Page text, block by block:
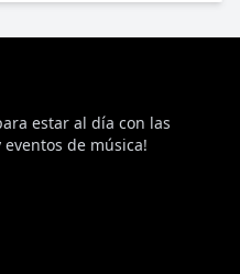
estar al día con las
de música!